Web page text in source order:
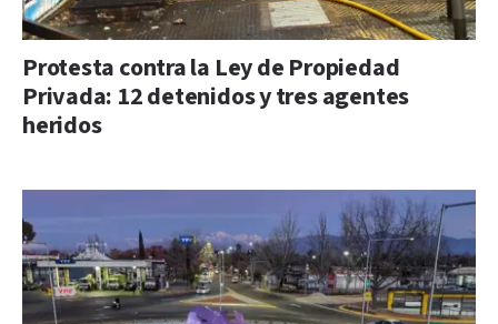
Protesta contra la Ley de Propiedad
Privada: 12 detenidos y tres agentes
heridos